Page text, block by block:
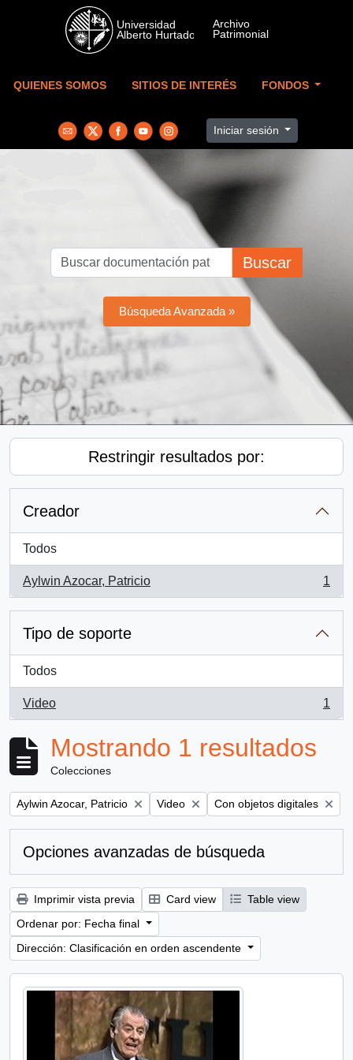
Skip to main content
QUIENES SOMOS SITIOS DE INTERÉS FONDOS
Iniciar sesión
Buscar
Búsqueda Avanzada »
Restringir resultados por:
Creador
Todos
Aylwin Azocar, Patricio
, 1 resultados
1
Tipo de soporte
Todos
Video
, 1 resultados
1
Mostrando 1 resultados
Colecciones
Remove filter:
Aylwin Azocar, Patricio Remove filter:
Video Remove filter:
Con objetos digitales
Opciones avanzadas de búsqueda
Imprimir vista previa Card view
Table view
Ordenar por: Fecha final
Dirección: Clasificación en orden ascendente